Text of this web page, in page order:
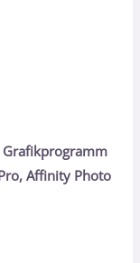
Grafikprogramm
Affinity Photo